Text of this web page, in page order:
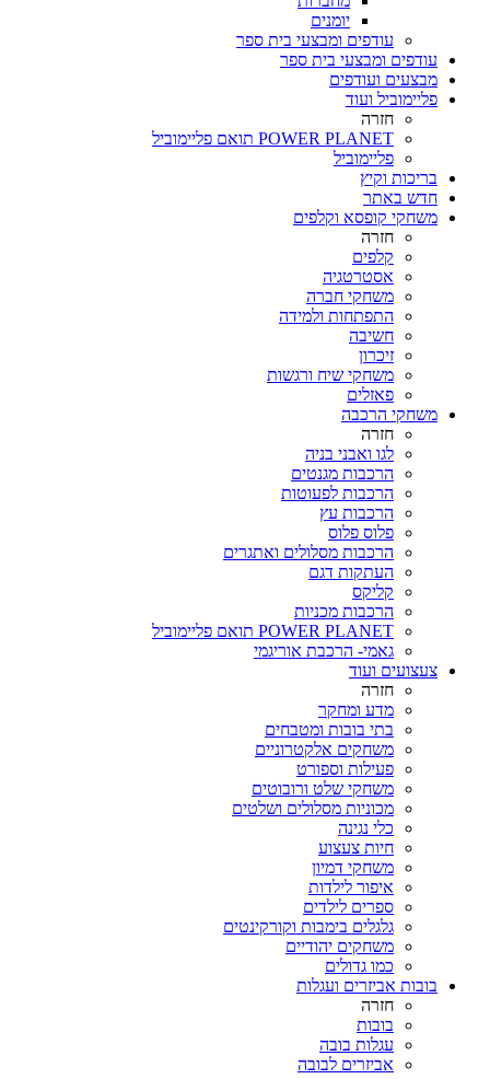
יומנים
עודפים ומבצעי בית ספר
עודפים ומבצעי בית ספר
מבצעים ועודפים
פליימוביל ועוד
חזרה
POWER PLANET תואם פליימוביל
פליימוביל
בריכות וקיץ
חדש באתר
משחקי קופסא וקלפים
חזרה
קלפים
אסטרטגיה
משחקי חברה
התפתחות ולמידה
חשיבה
זיכרון
משחקי שיח ורגשות
פאזלים
משחקי הרכבה
חזרה
לגו ואבני בניה
הרכבות מגנטים
הרכבות לפעוטות
הרכבות עץ
פלוס פלוס
הרכבות מסלולים ואתגרים
העתקות דגם
קליקס
הרכבות מכניות
POWER PLANET תואם פליימוביל
גאמי- הרכבת אוריגמי
צעצועים ועוד
חזרה
מדע ומחקר
בתי בובות ומטבחים
משחקים אלקטרוניים
פעילות וספורט
משחקי שלט ורובוטים
מכוניות מסלולים ושלטים
כלי נגינה
חיות צעצוע
משחקי דמיון
איפור לילדות
ספרים לילדים
גלגלים בימבות וקורקינטים
משחקים יהודיים
כמו גדולים
בובות אביזרים ועגלות
חזרה
בובות
עגלות בובה
אביזרים לבובה